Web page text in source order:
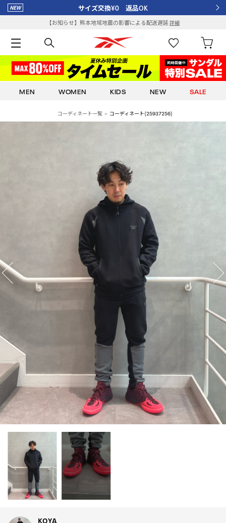
サイズ交換¥0 返品OK
【お知らせ】熊本地域地震の影響による配送遅延詳細
MEN WOMEN KIDS NEW SALE
コーディネート一覧 コーディネート(25937256)
KOYA